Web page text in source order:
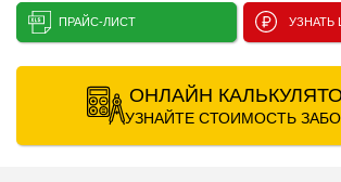
ПРАЙС-ЛИСТ УЗНАТЬ
ОНЛАЙН
УЗНАЙТЕ СТОИМОСТЬ